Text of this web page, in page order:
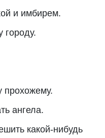
и имбирем.
городу.
прохожему.
ангела.
какой-нибудь